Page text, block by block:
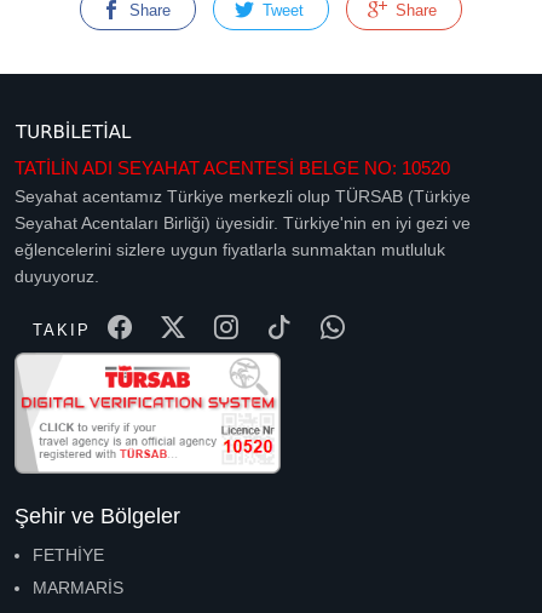
Share Tweet Share
TATİLİN ADI SEYAHAT ACENTESİ BELGE NO: 10520
Seyahat acentamız Türkiye merkezli olup TÜRSAB (Türkiye
Seyahat Acentaları Birliği) üyesidir. Türkiye'nin en iyi gezi ve
eğlencelerini sizlere uygun fiyatlarla sunmaktan mutluluk
duyuyoruz.
TAKIP
Şehir ve Bölgeler
FETHİYE
MARMARİS